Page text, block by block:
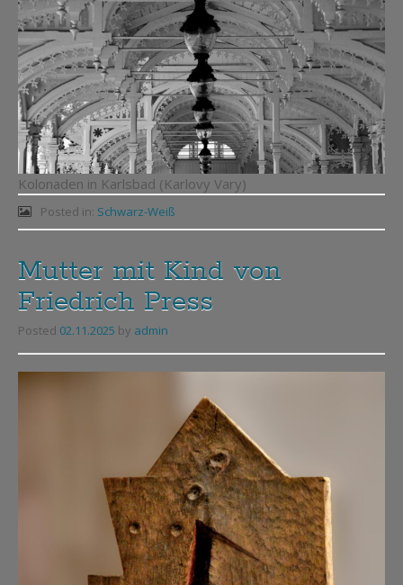
Kolonaden in Karlsbad (Karlovy Vary)
Posted in: Schwarz-Weiß
Mutter mit Kind von
Friedrich Press
Posted 02.11.2025 by admin